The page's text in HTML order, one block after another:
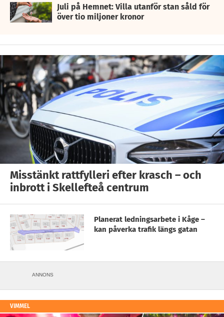
Juli på Hemnet: Villa utanför stan såld för
över tio miljoner kronor
Misstänkt rattfylleri efter krasch – och
inbrott i Skellefteå centrum
Planerat ledningsarbete i Kåge –
kan påverka trafik längs gatan
ANNONS
VIMMEL